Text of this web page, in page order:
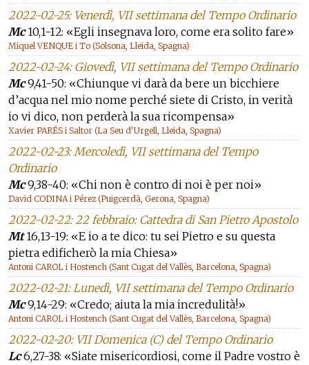
2022-02-25: Venerdì, VII settimana del Tempo Ordinario
Mc10,1-12: «Egli insegnava loro, come era solito fare»
Miquel VENQUE i To (Solsona, Lleida, Spagna)
2022-02-24: Giovedì, VII settimana del Tempo Ordinario
Mc9,41-50: «Chiunque vi darà da bere un bicchiere
d’acqua nel mio nome perché siete di Cristo, in verità
io vi dico, non perderà la sua ricompensa»
Xavier PARÉS i Saltor (La Seu d'Urgell, Lleida, Spagna)
2022-02-23: Mercoledì, VII settimana del Tempo
Ordinario
Mc9,38-40: «Chi non è contro di noi è per noi»
David CODINA i Pérez (Puigcerdà, Gerona, Spagna)
2022-02-22: 22 febbraio: Cattedra di San Pietro Apostolo
Mt16,13-19: «E io a te dico: tu sei Pietro e su questa
pietra edificherò la mia Chiesa»
Antoni CAROL i Hostench (Sant Cugat del Vallès, Barcelona, Spagna)
2022-02-21: Lunedì, VII settimana del Tempo Ordinario
Mc9,14-29: «Credo; aiuta la mia incredulità!»
Antoni CAROL i Hostench (Sant Cugat del Vallès, Barcelona, Spagna)
2022-02-20: VII Domenica (C) del Tempo Ordinario
Lc6,27-38: «Siate misericordiosi, come il Padre vostro è